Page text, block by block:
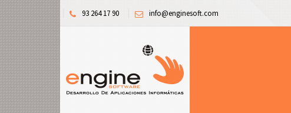
93 264 17 90 info@enginesoft.com